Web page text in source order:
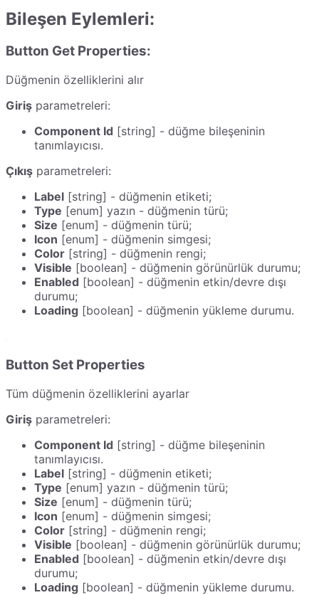
Bileşen Eylemleri:
Button Get Properties:
Düğmenin özelliklerini alır
Giriş parametreleri:
Component Id [string] - düğme bileşeninin
tanımlayıcısı.
Çıkış parametreleri:
Label [string] - düğmenin etiketi;
Type [enum] yazın - düğmenin türü;
Size [enum] - düğmenin türü;
Icon [enum] - düğmenin simgesi;
Color [string] - düğmenin rengi;
Visible [boolean] - düğmenin görünürlük durumu;
Enabled [boolean] - düğmenin etkin/devre dışı
durumu;
Loading [boolean] - düğmenin yükleme durumu.
Button Set Properties
Tüm düğmenin özelliklerini ayarlar
Giriş parametreleri:
Component Id [string] - düğme bileşeninin
tanımlayıcısı.
Label [string] - düğmenin etiketi;
Type [enum] yazın - düğmenin türü;
Size [enum] - düğmenin türü;
Icon [enum] - düğmenin simgesi;
Color [string] - düğmenin rengi;
Visible [boolean] - düğmenin görünürlük durumu;
Enabled [boolean] - düğmenin etkin/devre dışı
durumu;
Loading [boolean] - düğmenin yükleme durumu.